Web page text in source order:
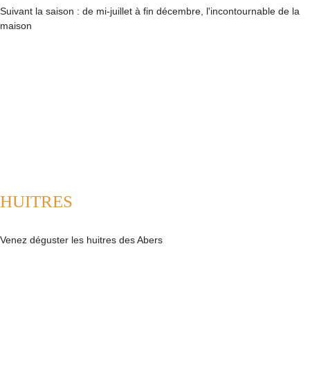
Suivant la saison : de mi-juillet à fin décembre, l'incontournable de la
maison
HUITRES
Venez déguster les huitres des Abers